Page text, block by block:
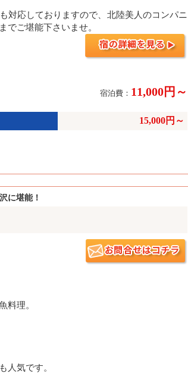
対応しておりますので、北陸美人のコンパニ
でご堪能下さいませ。
宿泊費： 11,000円～
15,000円～
に堪能！
料理。
人気です。